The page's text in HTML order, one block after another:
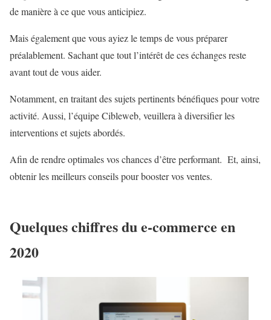
de manière à ce que vous anticipiez.
Mais également que vous ayiez le temps de vous préparer
préalablement. Sachant que tout l’intérêt de ces échanges reste
avant tout de vous aider.
Notamment, en traitant des sujets pertinents bénéfiques pour votre
activité. Aussi, l’équipe Cibleweb, veuillera à diversifier les
interventions et sujets abordés.
Afin de rendre optimales vos chances d’être performant. Et, ainsi,
obtenir les meilleurs conseils pour booster vos ventes.
Quelques chiffres du e-commerce en
2020